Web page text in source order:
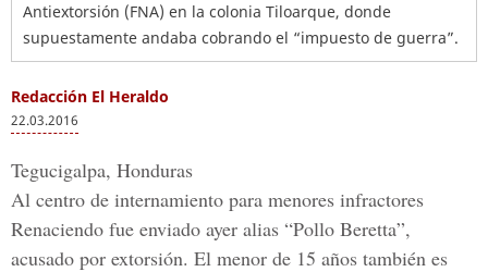
Antiextorsión (FNA) en la colonia Tiloarque, donde
supuestamente andaba cobrando el “impuesto de guerra”.
Redacción El Heraldo
22.03.2016
Tegucigalpa, Honduras
Al centro de internamiento para menores infractores
Renaciendo fue enviado ayer alias “Pollo Beretta”,
acusado por extorsión. El menor de 15 años también es